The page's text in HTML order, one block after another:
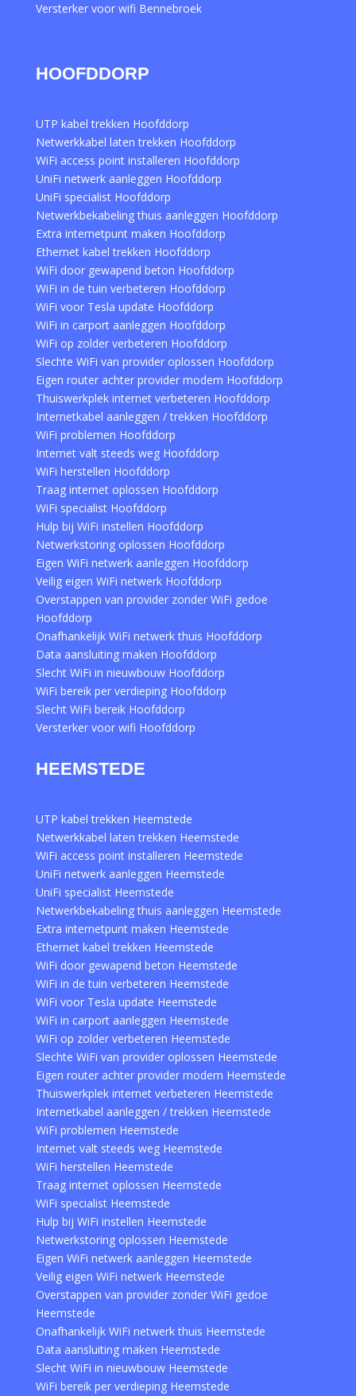
Versterker voor wifi Bennebroek
HOOFDDORP
UTP kabel trekken Hoofddorp
Netwerkkabel laten trekken Hoofddorp
WiFi access point installeren Hoofddorp
UniFi netwerk aanleggen Hoofddorp
UniFi specialist Hoofddorp
Netwerkbekabeling thuis aanleggen Hoofddorp
Extra internetpunt maken Hoofddorp
Ethernet kabel trekken Hoofddorp
WiFi door gewapend beton Hoofddorp
WiFi in de tuin verbeteren Hoofddorp
WiFi voor Tesla update Hoofddorp
WiFi in carport aanleggen Hoofddorp
WiFi op zolder verbeteren Hoofddorp
Slechte WiFi van provider oplossen Hoofddorp
Eigen router achter provider modem Hoofddorp
Thuiswerkplek internet verbeteren Hoofddorp
Internetkabel aanleggen / trekken Hoofddorp
WiFi problemen Hoofddorp
Internet valt steeds weg Hoofddorp
WiFi herstellen Hoofddorp
Traag internet oplossen Hoofddorp
WiFi specialist Hoofddorp
Hulp bij WiFi instellen Hoofddorp
Netwerkstoring oplossen Hoofddorp
Eigen WiFi netwerk aanleggen Hoofddorp
Veilig eigen WiFi netwerk Hoofddorp
Overstappen van provider zonder WiFi gedoe
Hoofddorp
Onafhankelijk WiFi netwerk thuis Hoofddorp
Data aansluiting maken Hoofddorp
Slecht WiFi in nieuwbouw Hoofddorp
WiFi bereik per verdieping Hoofddorp
Slecht WiFi bereik Hoofddorp
Versterker voor wifi Hoofddorp
HEEMSTEDE
UTP kabel trekken Heemstede
Netwerkkabel laten trekken Heemstede
WiFi access point installeren Heemstede
UniFi netwerk aanleggen Heemstede
UniFi specialist Heemstede
Netwerkbekabeling thuis aanleggen Heemstede
Extra internetpunt maken Heemstede
Ethernet kabel trekken Heemstede
WiFi door gewapend beton Heemstede
WiFi in de tuin verbeteren Heemstede
WiFi voor Tesla update Heemstede
WiFi in carport aanleggen Heemstede
WiFi op zolder verbeteren Heemstede
Slechte WiFi van provider oplossen Heemstede
Eigen router achter provider modem Heemstede
Thuiswerkplek internet verbeteren Heemstede
Internetkabel aanleggen / trekken Heemstede
WiFi problemen Heemstede
Internet valt steeds weg Heemstede
WiFi herstellen Heemstede
Traag internet oplossen Heemstede
WiFi specialist Heemstede
Hulp bij WiFi instellen Heemstede
Netwerkstoring oplossen Heemstede
Eigen WiFi netwerk aanleggen Heemstede
Veilig eigen WiFi netwerk Heemstede
Overstappen van provider zonder WiFi gedoe
Heemstede
Onafhankelijk WiFi netwerk thuis Heemstede
Data aansluiting maken Heemstede
Slecht WiFi in nieuwbouw Heemstede
WiFi bereik per verdieping Heemstede